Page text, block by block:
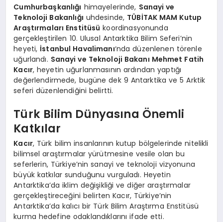
Cumhurbaşkanlığı himayelerinde, Sanayi ve
Teknoloji Bakanlığı uhdesinde, TÜBİTAK MAM Kutup
Araştırmaları Enstitüsü koordinasyonunda
gerçekleştirilen 10. Ulusal Antarktika Bilim Seferi’nin
heyeti, İstanbul Havalimanı‘nda düzenlenen törenle
uğurlandı. Sanayi ve Teknoloji Bakanı Mehmet Fatih
Kacır, heyetin uğurlanmasının ardından yaptığı
değerlendirmede, bugüne dek 9 Antarktika ve 5 Arktik
seferi düzenlendiğini belirtti.
Türk Bilim Dünyasına Önemli
Katkılar
Kacır, Türk bilim insanlarının kutup bölgelerinde nitelikli
bilimsel araştırmalar yürütmesine vesile olan bu
seferlerin, Türkiye’nin sanayi ve teknoloji vizyonuna
büyük katkılar sunduğunu vurguladı. Heyetin
Antarktika’da iklim değişikliği ve diğer araştırmalar
gerçekleştireceğini belirten Kacır, Türkiye’nin
Antarktika’da kalıcı bir Türk Bilim Araştırma Enstitüsü
kurma hedefine odaklandıklarını ifade etti.